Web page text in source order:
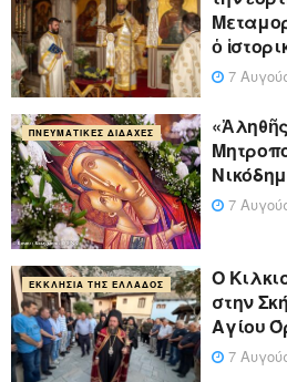
ὁ
7
ΠΝΕΥΜΑΤΙΚΈΣ ΔΙΔΑΧΈΣ
7
ΕΚΚΛΗΣΊΑ ΤΗΣ ΕΛΛΆΔΟΣ
Ο
στην
Αγίου
7